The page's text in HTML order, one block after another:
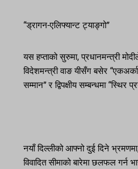
“ड्रागन-एलिफ्यान्ट ट्याङ्गो”
यस हप्ताको सुरुमा, प्रधानमन्त्री
विदेशमन्त्री वाङ यीसँग बसेर
सम्मान” र द्विपक्षीय सम्बन्धमा “स्थिर
नयाँ दिल्लीको आफ्नो दुई दिने
विवादित सीमाको बारेमा छलफल गर्न